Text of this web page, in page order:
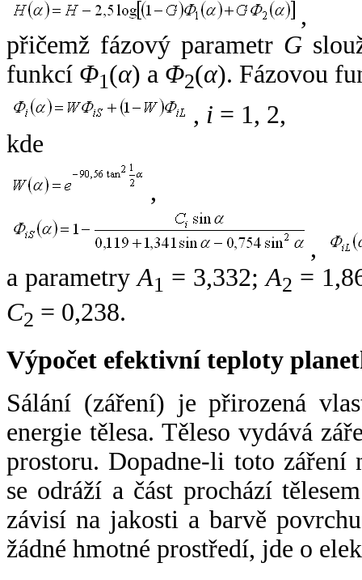
,
přičemž fázový parametr G
funkcí Φ1(α) a Φ2(α). Fázovou
, i = 1, 2,
kde
,
,
a parametryA1 = 3,332;A2 =
C2 = 0,238.
Výpočet efektivní teploty
Sálání (záření) je přirozená
energie tělesa. Těleso vydává
prostoru. Dopadne-li toto záření
se odráží a část prochází
závisí na jakosti a barvě
žádné hmotné prostředí, jde o